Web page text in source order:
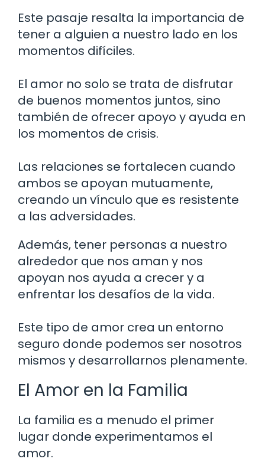
Este pasaje resalta la importancia de
tener a alguien a nuestro lado en los
momentos difíciles.
El amor no solo se trata de disfrutar
de buenos momentos juntos, sino
también de ofrecer apoyo y ayuda en
los momentos de crisis.
Las relaciones se fortalecen cuando
ambos se apoyan mutuamente,
creando un vínculo que es resistente
a las adversidades.
Además, tener personas a nuestro
alrededor que nos aman y nos
apoyan nos ayuda a crecer y a
enfrentar los desafíos de la vida.
Este tipo de amor crea un entorno
seguro donde podemos ser nosotros
mismos y desarrollarnos plenamente.
El Amor en la Familia
La familia es a menudo el primer
lugar donde experimentamos el
amor.